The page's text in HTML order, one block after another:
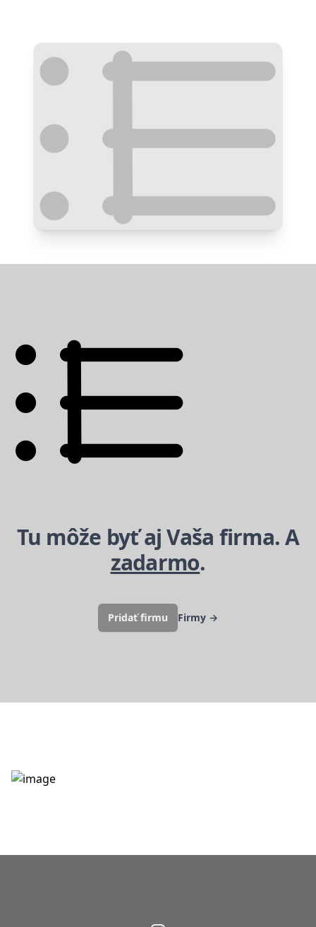
Tu môže byť aj Vaša firma. A
zadarmo.
Pridať firmu Firmy →